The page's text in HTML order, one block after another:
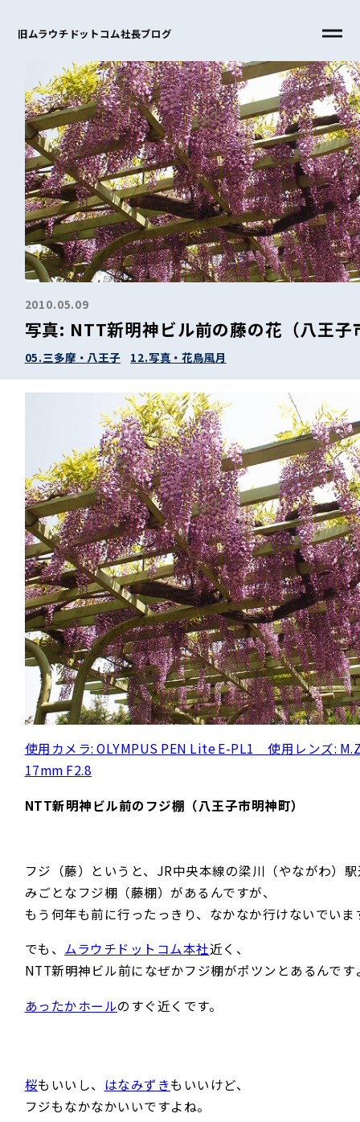
旧ムラウチドットコム社長ブログ
2010.05.09
写真: NTT新明神ビル前の藤の花（八王子
05.三多摩・八王子 12.写真・花鳥風月
使用カメラ: OLYMPUS PEN Lite E-PL1 使用レンズ:
17mm F2.8
NTT新明神ビル前のフジ棚（八王子市明神町）
フジ（藤）というと、JR中央本線の梁川（やながわ）
みごとなフジ棚（藤棚）があるんですが、
もう何年も前に行ったっきり、なかなか行けないでいま
でも、 ムラウチドットコム本社近く、
NTT新明神ビル前になぜかフジ棚がポツンとあるんです
あったかホールのすぐ近くです。
桜もいいし、 はなみずきもいいけど、
フジもなかなかいいですよね。